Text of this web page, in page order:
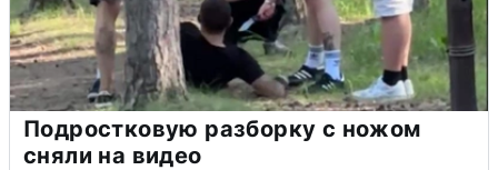
Подростковую разборку с ножом
сняли на видео